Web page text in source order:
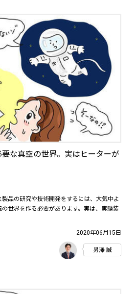
な真空の世界。実はヒーターが
品の研究や技術開発をするには、大気中よ
世界を作る必要があります。実は、実験装
2020年06月15日
男澤 誠